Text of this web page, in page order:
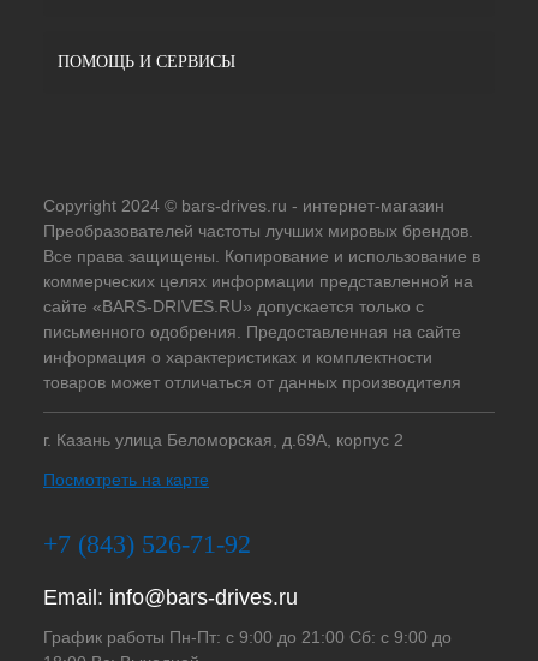
ПОМОЩЬ И СЕРВИСЫ
Copyright 2024 © bars-drives.ru - интернет-магазин
Преобразователей частоты лучших мировых брендов.
Все права защищены. Копирование и использование в
коммерческих целях информации представленной на
сайте «BARS-DRIVES.RU» допускается только с
письменного одобрения. Предоставленная на сайте
информация о характеристиках и комплектности
товаров может отличаться от данных производителя
г. Казань улица Беломорская, д.69А, корпус 2
Посмотреть на карте
+7 (843) 526-71-92
Email: info@bars-drives.ru
График работы Пн-Пт: с 9:00 до 21:00 Сб: с 9:00 до